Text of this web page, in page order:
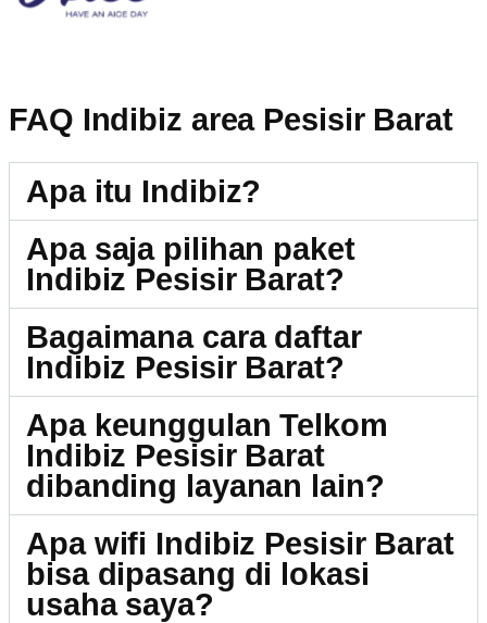
FAQ Indibiz area Pesisir Barat
Apa itu Indibiz?
Apa saja pilihan paket
Indibiz Pesisir Barat?
Bagaimana cara daftar
Indibiz Pesisir Barat?
Apa keunggulan Telkom
Indibiz Pesisir Barat
dibanding layanan lain?
Apa wifi Indibiz Pesisir Barat
bisa dipasang di lokasi
usaha saya?